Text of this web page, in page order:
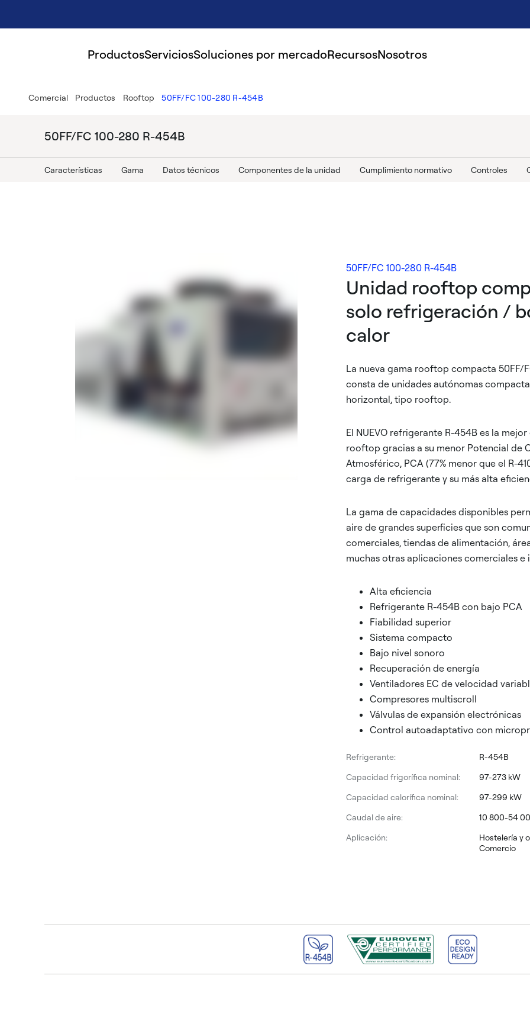
ProductosServiciosSoluciones por mercadoRecursosNosotros
Comercial Productos Rooftop 50FF/FC 100-280 R-454B
50FF/FC 100-280 R-454B
Características Gama Datos técnicos Componentes de la unidad Cumplimiento normativo Controles
50FF/FC 100-280 R-454B
Unidad rooftop
solo refrigeración /
calor
La nueva gama rooftop compacta 50FF/
consta de unidades autónomas
horizontal, tipo rooftop.
El NUEVO refrigerante R-454B es la
rooftop gracias a su menor Potencial de
Atmosférico, PCA (77% menor que el R-
carga de refrigerante y su más alta
La gama de capacidades disponibles
aire de grandes superficies que son
comerciales, tiendas de alimentación,
muchas otras aplicaciones comerciales e
Alta eficiencia
Refrigerante R-454B con bajo PCA
Fiabilidad superior
Sistema compacto
Bajo nivel sonoro
Recuperación de energía
Ventiladores EC de velocidad
Compresores multiscroll
Válvulas de expansión electrónicas
Control autoadaptativo con
Refrigerante:
R-454B
Capacidad frigorífica nominal:
97-273 kW
Capacidad calorífica nominal:
97-299 kW
Caudal de aire:
10 800-54
Aplicación:
Hostelería y
Comercio